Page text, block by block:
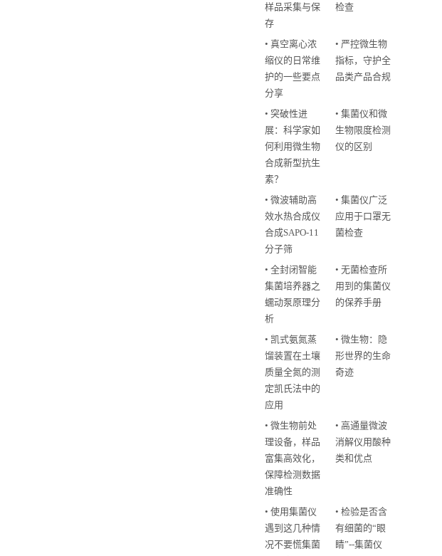
样品采集与保
存
检查
• 真空离心浓
缩仪的日常维
护的一些要点
分享
• 严控微生物
指标，守护全
品类产品合规
• 突破性进
展：科学家如
何利用微生物
合成新型抗生
素？
• 集菌仪和微
生物限度检测
仪的区别
• 微波辅助高
效水热合成仪
合成SAPO-11
分子筛
• 集菌仪广泛
应用于口罩无
菌检查
• 全封闭智能
集菌培养器之
蠕动泵原理分
析
• 无菌检查所
用到的集菌仪
的保养手册
• 凯式氨氮蒸
馏装置在土壤
质量全氮的测
定凯氏法中的
应用
• 微生物：隐
形世界的生命
奇迹
• 微生物前处
理设备，样品
富集高效化，
保障检测数据
准确性
• 高通量微波
消解仪用酸种
类和优点
• 使用集菌仪
遇到这几种情
况不要慌集菌
• 检验是否含
有细菌的“眼
睛”--集菌仪